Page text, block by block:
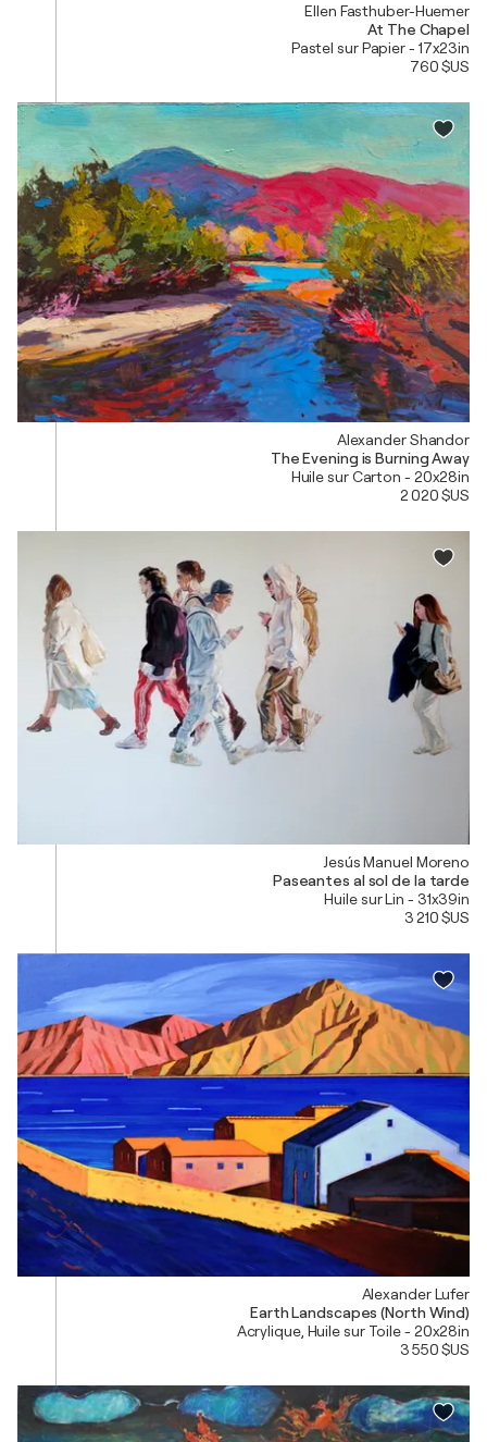
Ellen Fasthuber-Huemer
At The Chapel
Pastel sur Papier - 17x23in
760 $US
Alexander Shandor
The Evening is Burning Away
Huile sur Carton - 20x28in
2 020 $US
Jesús Manuel Moreno
Paseantes al sol de la tarde
Huile sur Lin - 31x39in
3 210 $US
Alexander Lufer
Earth Landscapes (North Wind)
Acrylique, Huile sur Toile - 20x28in
3 550 $US